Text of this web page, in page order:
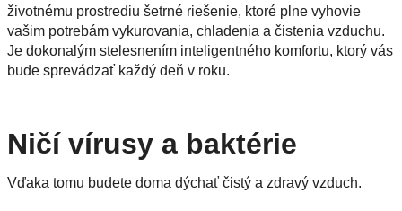
životnému prostrediu šetrné riešenie, ktoré plne vyhovie
vašim potrebám vykurovania, chladenia a čistenia vzduchu.
Je dokonalým stelesnením inteligentného komfortu, ktorý vás
bude sprevádzať každý deň v roku.
Ničí vírusy a baktérie
Vďaka tomu budete doma dýchať čistý a zdravý vzduch.